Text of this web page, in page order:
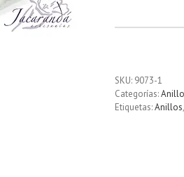
Cruz
20
SKU: 9073-1
Categorías:
Etiquetas:Anillos